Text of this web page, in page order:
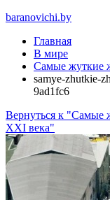
baranovichi.by
Главная
В мире
Самые жуткие
samye-zhutkie-
9ad1fc6
Вернуться к "Самые
XXI века"